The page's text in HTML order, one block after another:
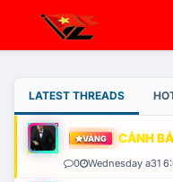
LATEST THREADS
VÀNG CẢNH
0 Wednesday a31